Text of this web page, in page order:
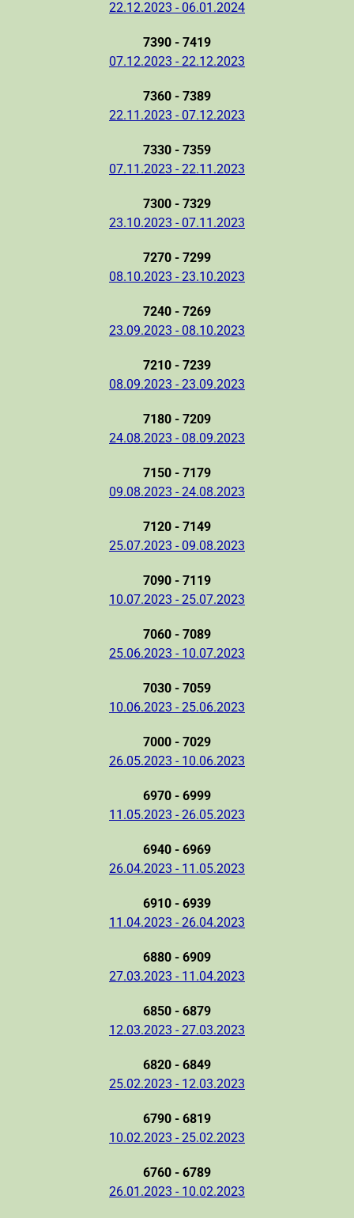
22.12.2023 - 06.01.2024
7390 - 7419
07.12.2023 - 22.12.2023
7360 - 7389
22.11.2023 - 07.12.2023
7330 - 7359
07.11.2023 - 22.11.2023
7300 - 7329
23.10.2023 - 07.11.2023
7270 - 7299
08.10.2023 - 23.10.2023
7240 - 7269
23.09.2023 - 08.10.2023
7210 - 7239
08.09.2023 - 23.09.2023
7180 - 7209
24.08.2023 - 08.09.2023
7150 - 7179
09.08.2023 - 24.08.2023
7120 - 7149
25.07.2023 - 09.08.2023
7090 - 7119
10.07.2023 - 25.07.2023
7060 - 7089
25.06.2023 - 10.07.2023
7030 - 7059
10.06.2023 - 25.06.2023
7000 - 7029
26.05.2023 - 10.06.2023
6970 - 6999
11.05.2023 - 26.05.2023
6940 - 6969
26.04.2023 - 11.05.2023
6910 - 6939
11.04.2023 - 26.04.2023
6880 - 6909
27.03.2023 - 11.04.2023
6850 - 6879
12.03.2023 - 27.03.2023
6820 - 6849
25.02.2023 - 12.03.2023
6790 - 6819
10.02.2023 - 25.02.2023
6760 - 6789
26.01.2023 - 10.02.2023